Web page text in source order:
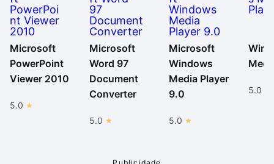
Microsoft
PowerPoint
Viewer 2010
5.0
Microsoft
Word 97
Document
Converter
5.0
Microsoft
Windows
Media Player
9.0
5.0
5.0